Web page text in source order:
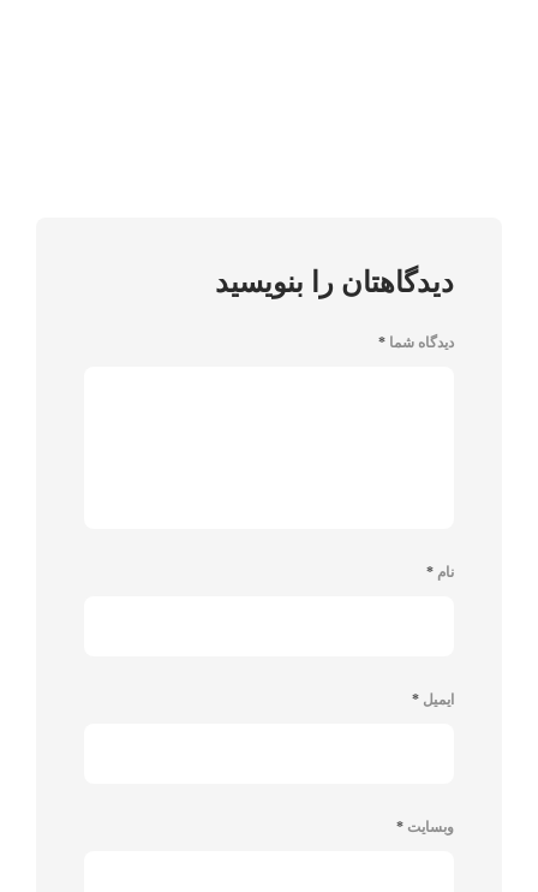
دیدگاهتان را بنویسید
دیدگاه شما *
نام *
ایمیل *
وبسایت *